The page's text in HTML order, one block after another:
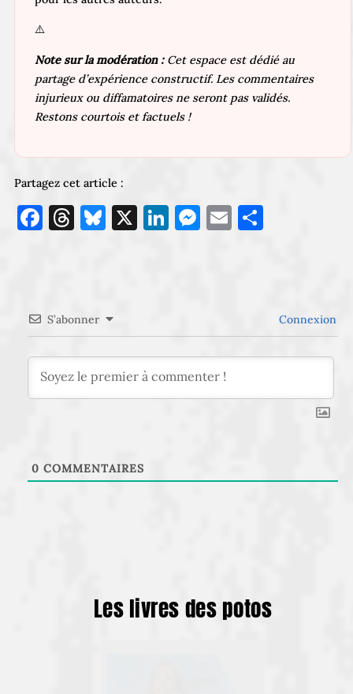
⚠️
Note sur la modération :Cet espace est dédié au
partage d’expérience constructif. Les commentaires
injurieux ou diffamatoires ne seront pas validés.
Restons courtois et factuels !
Partagez cet article :
Facebook
Threads
Bluesky
X LinkedIn
Messenger
Email
S’abonner Connexion
0 COMMENTAIRES
Les livres des potos